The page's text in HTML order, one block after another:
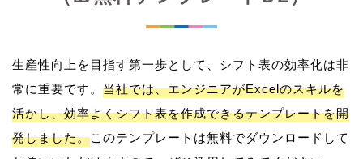
生産性向上を目指す第一歩として、シフト表の効率化は非
常に重要です。 当社では、エンジニアがExcelのスキルを
活かし、効率よくシフト表を作成できるテンプレートを開
発しました。このテンプレートは無料でダウンロードして